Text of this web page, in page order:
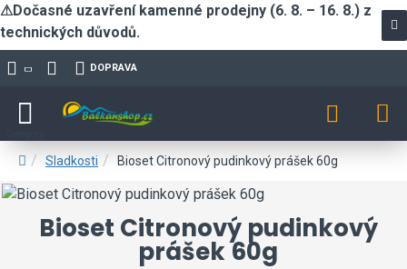
⚠Dočasné uzavření kamenné prodejny (6. 8. – 16. 8.) z
technických důvodů.
DOPRAVA
Sladkosti Bioset Citronový pudinkový prášek 60g
Bioset Citronový pudinkový
prášek 60g